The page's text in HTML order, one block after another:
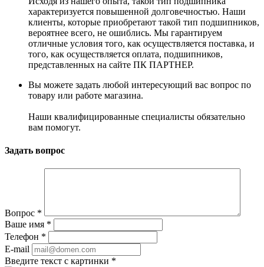
характеризуется повышенной долговечностью. Наши
клиенты, которые приобретают такой тип подшипников,
вероятнее всего, не ошиблись. Мы гарантируем
отличные условия того, как осуществляется поставка, и
того, как осуществляется оплата, подшипников,
представленных на сайте ПК ПАРТНЕР.
Вы можете задать любой интересующий вас вопрос по
товару или работе магазина.
Наши квалифицированные специалисты обязательно
вам помогут.
Задать вопрос
Вопрос *
Ваше имя *
Телефон *
E-mail
Введите текст с картинки *